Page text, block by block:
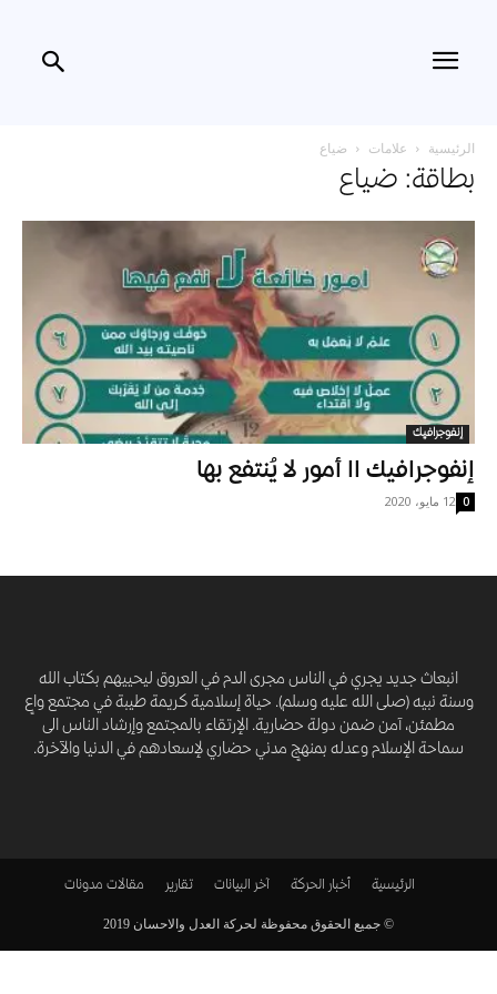
الرئيسية علامات ضياع
بطاقة: ضياع
إنفوجرافيك
إنفوجرافيك اا أمور لا يُنتفع بها
12 مايو، 2020 0
انبعاث جديد يجري في الناس مجرى الدم في العروق ليحييهم بكتاب الله
وسنة نبيه (صلى الله عليه وسلم). حياة إسلامية كريمة طيبة في مجتمع واعٍ
مطمئن، آمن ضمن دولة حضارية. الإرتقاء بالمجتمع وإرشاد الناس الى
سماحة الإسلام وعدله بمنهجٍ مدني حضاري لإسعادهم في الدنيا والآخرة.
الرئيسية أخبار الحركة آخر البيانات تقارير مقالات مدونات
© جميع الحقوق محفوظة لحركة العدل والاحسان 2019